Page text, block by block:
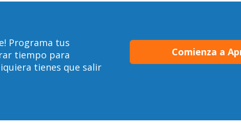
Programa tus
tiempo para
tienes que salir
Comienza a